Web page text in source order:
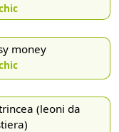
money
(leoni da